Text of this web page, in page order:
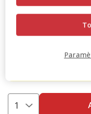
Promotion
-10% sur votre
Voir conditions